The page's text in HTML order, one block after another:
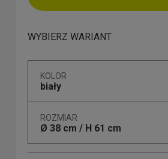
WYBIERZ WARIANT
KOLOR
biały
ROZMIAR
Ø 38 cm / H 61 cm